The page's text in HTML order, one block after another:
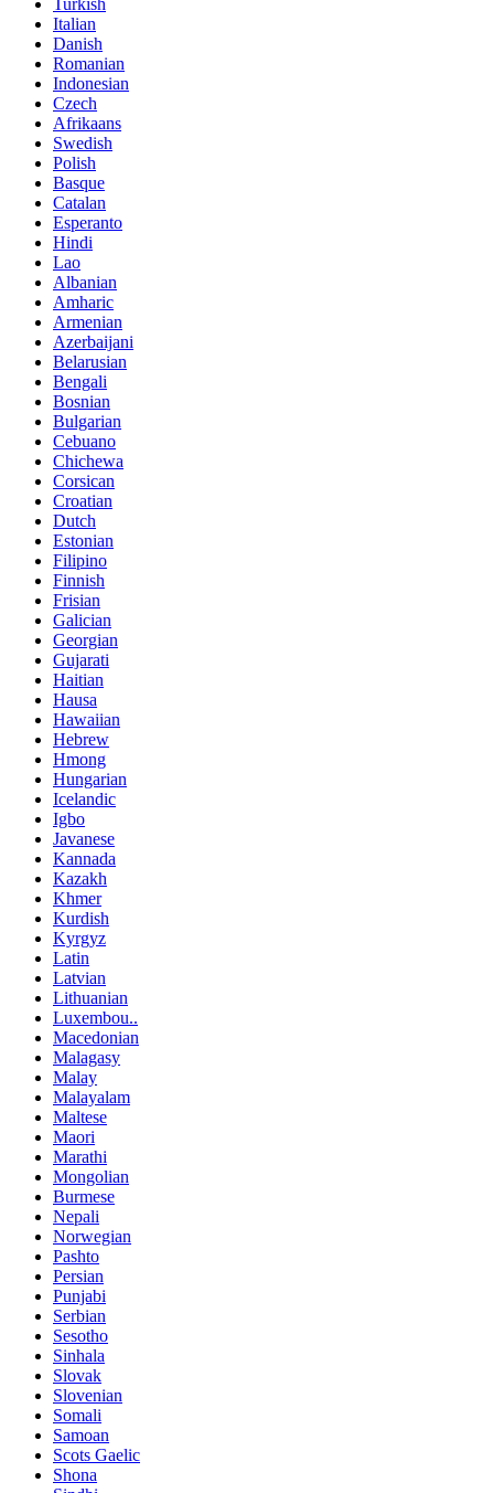
Turkish
Italian
Danish
Romanian
Indonesian
Czech
Afrikaans
Swedish
Polish
Basque
Catalan
Esperanto
Hindi
Lao
Albanian
Amharic
Armenian
Azerbaijani
Belarusian
Bengali
Bosnian
Bulgarian
Cebuano
Chichewa
Corsican
Croatian
Dutch
Estonian
Filipino
Finnish
Frisian
Galician
Georgian
Gujarati
Haitian
Hausa
Hawaiian
Hebrew
Hmong
Hungarian
Icelandic
Igbo
Javanese
Kannada
Kazakh
Khmer
Kurdish
Kyrgyz
Latin
Latvian
Lithuanian
Luxembou..
Macedonian
Malagasy
Malay
Malayalam
Maltese
Maori
Marathi
Mongolian
Burmese
Nepali
Norwegian
Pashto
Persian
Punjabi
Serbian
Sesotho
Sinhala
Slovak
Slovenian
Somali
Samoan
Scots Gaelic
Shona